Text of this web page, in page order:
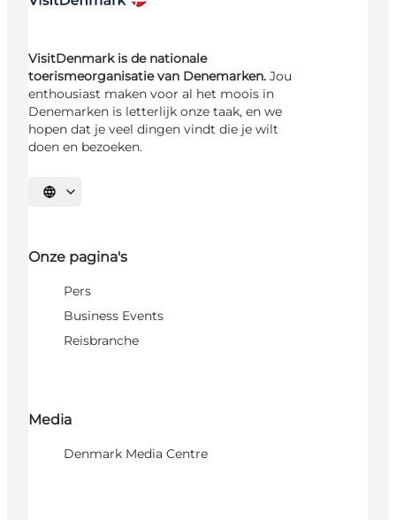
VisitDenmark is de nationale
toerismeorganisatie van Denemarken. Jou
enthousiast maken voor al het moois in
Denemarken is letterlijk onze taak, en we
hopen dat je veel dingen vindt die je wilt
doen en bezoeken.
Selecteer taal
Onze pagina's
Pers
Business Events
Reisbranche
Media
Denmark Media Centre